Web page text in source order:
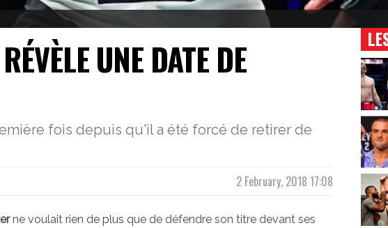
UNE DATE DE
fois depuis qu'il a été forcé de retirer de
2 February, 2018 17:08
ne voulait rien de plus que de défendre son titre devant ses